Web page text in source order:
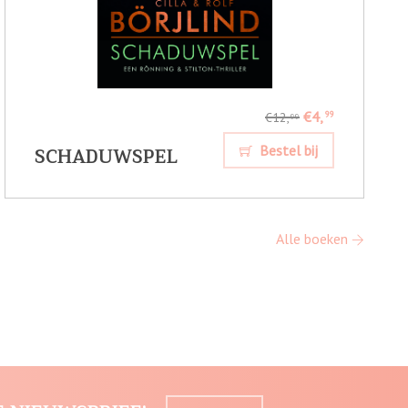
SCHADUWSPEL
€12,99 €4,99
Bestel bij
Alle boeken